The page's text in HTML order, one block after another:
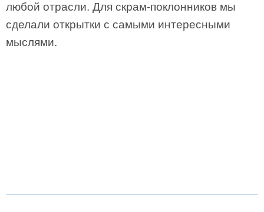
любой отрасли. Для скрам-поклонников мы
сделали открытки с самыми интересными
мыслями.